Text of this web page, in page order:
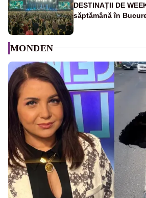
DESTINAȚII DE
săptămână în
MONDEN